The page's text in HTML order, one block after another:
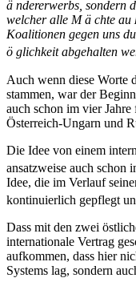
ä ndererwerbs, sondern
welcher alle M ä chte au
Koalitionen gegen uns
ö glichkeit abgehalten
Auch wenn diese Worte
stammen, war der
auch schon im vier
Österreich-Ungarn und
Die Idee von einem
ansatzweise auch schon
Idee, die im Verlauf
kontinuierlich gepflegt
Dass mit den zwei
internationale Vertrag
aufkommen, dass hier
Systems lag, sondern